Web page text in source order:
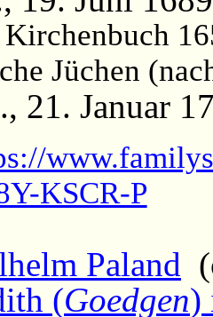
Kirchenbuch
Jüchen
21. Januar
KSCR-P
Paland
(Goedgen)